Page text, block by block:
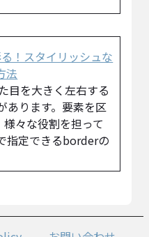
！スタイリッシュな
法
目を大きく左右する
あります。要素を区
々な役割を担って
指定できるborderの